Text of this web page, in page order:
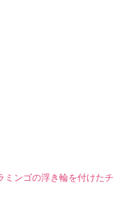
ミンゴの浮き輪を付けたチ